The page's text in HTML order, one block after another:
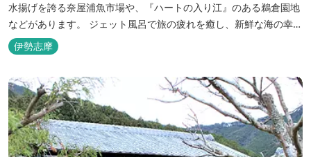
水揚げを誇る奈屋浦魚市場や、『ハートの入り江』のある鵜倉園地
などがあります。 ジェット風呂で旅の疲れを癒し、新鮮な海の幸を
どうぞお楽しみください。 ゆったりと・・のんびりと・・くつろぎ
の時間がここにあります。
伊勢志摩